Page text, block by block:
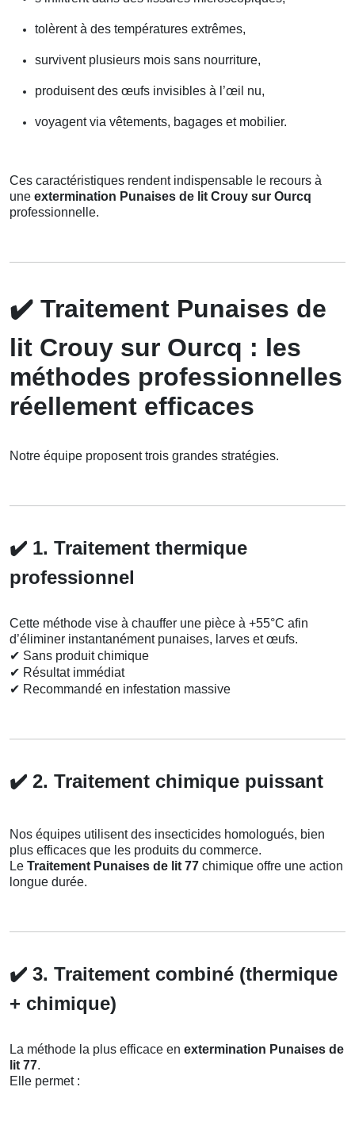
tolèrent à des températures extrêmes,
survivent plusieurs mois sans nourriture,
produisent des œufs invisibles à l’œil nu,
voyagent via vêtements, bagages et mobilier.
Ces caractéristiques rendent indispensable le recours à
une extermination Punaises de lit Crouy sur Ourcq
professionnelle.
✔️ Traitement Punaises de
lit Crouy sur Ourcq : les
méthodes professionnelles
réellement efficaces
Notre équipe proposent trois grandes stratégies.
✔️ 1. Traitement thermique
professionnel
Cette méthode vise à chauffer une pièce à +55°C afin
d’éliminer instantanément punaises, larves et œufs.
✔ Sans produit chimique
✔ Résultat immédiat
✔ Recommandé en infestation massive
✔️ 2. Traitement chimique puissant
Nos équipes utilisent des insecticides homologués, bien
plus efficaces que les produits du commerce.
Le Traitement Punaises de lit 77 chimique offre une action
longue durée.
✔️ 3. Traitement combiné (thermique
+ chimique)
La méthode la plus efficace en extermination Punaises de
lit 77.
Elle permet :